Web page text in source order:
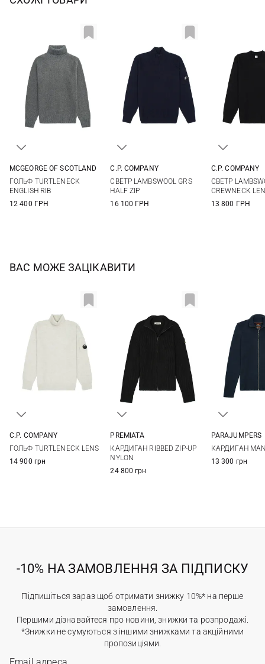
56
MCGEORGE OF SCOTLAND
ГОЛЬФ TURTLENECK
ENGLISH RIB
12 400 ГРН
XXL
C.P. COMPANY
СВЕТР LAMBSWOOL GRS
HALF ZIP
16 100 ГРН
XXL
C.P. COMPANY
СВЕТР
CREWNECK
13 800 ГРН
ВАС МОЖЕ ЗАЦІКАВИТИ
C.P. COMPANY
ГОЛЬФ TURTLENECK LENS
14 900 грн
PREMIATA
КАРДИГАН RIBBED ZIP-UP
NYLON
24 800 грн
PARAJUMPERS
КАРДИГАН
13 300 грн
-10% НА ЗАМОВЛЕННЯ ЗА ПІДПИСКУ
Підпишіться зараз щоб отримати знижку 10%* на перше
замовлення.
Першими дізнавайтеся про новини, знижки та розпродажі.
*Знижки не сумуються з іншими знижками та акційними
пропозиціями.